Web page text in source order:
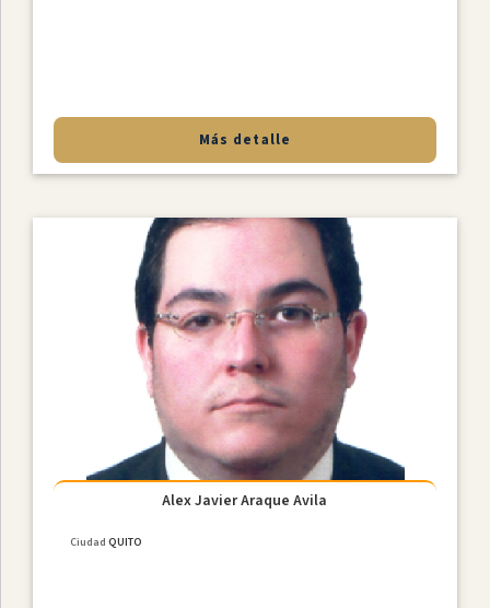
Más detalle
Alex Javier Araque Avila
Ciudad QUITO